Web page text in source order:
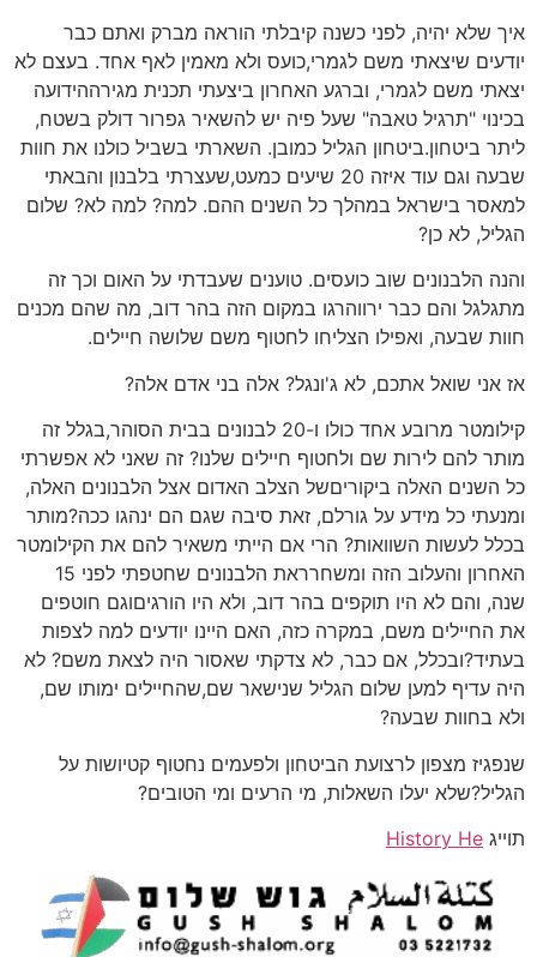
איך שלא יהיה, לפני כשנה קיבלתי הוראה מברק ואתם כבר
יודעים שיצאתי משם לגמרי,כועס ולא מאמין לאף אחד. בעצם לא
יצאתי משם לגמרי, וברגע האחרון ביצעתי תכנית מגירההידועה
בכינוי "תרגיל טאבה" שעל פיה יש להשאיר גפרור דולק בשטח,
ליתר ביטחון.ביטחון הגליל כמובן. השארתי בשביל כולנו את חוות
שבעה וגם עוד איזה 20 שיעים כמעט,שעצרתי בלבנון והבאתי
למאסר בישראל במהלך כל השנים ההם. למה? למה לא? שלום
הגליל, לא כן?
והנה הלבנונים שוב כועסים. טוענים שעבדתי על האום וכך זה
מתגלגל והם כבר ירווהרגו במקום הזה בהר דוב, מה שהם מכנים
חוות שבעה, ואפילו הצליחו לחטוף משם שלושה חיילים.
אז אני שואל אתכם, לא ג'ונגל? אלה בני אדם אלה?
קילומטר מרובע אחד כולו ו-20 לבנונים בבית הסוהר,בגלל זה
מותר להם לירות שם ולחטוף חיילים שלנו? זה שאני לא אפשרתי
כל השנים האלה ביקוריםשל הצלב האדום אצל הלבנונים האלה,
ומנעתי כל מידע על גורלם, זאת סיבה שגם הם ינהגו ככה?מותר
בכלל לעשות השוואות? הרי אם הייתי משאיר להם את הקילומטר
האחרון והעלוב הזה ומשחרראת הלבנונים שחטפתי לפני 15
שנה, והם לא היו תוקפים בהר דוב, ולא היו הורגיםוגם חוטפים
את החיילים משם, במקרה כזה, האם היינו יודעים למה לצפות
בעתיד?ובכלל, אם כבר, לא צדקתי שאסור היה לצאת משם? לא
היה עדיף למען שלום הגליל שנישאר שם,שהחיילים ימותו שם,
ולא בחוות שבעה?
שנפגיז מצפון לרצועת הביטחון ולפעמים נחטוף קטיושות על
הגליל?שלא יעלו השאלות, מי הרעים ומי הטובים?
תוייג History He